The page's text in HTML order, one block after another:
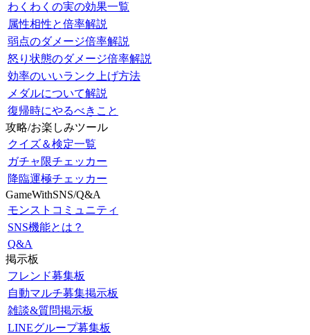
わくわくの実の効果一覧
属性相性と倍率解説
弱点のダメージ倍率解説
怒り状態のダメージ倍率解説
効率のいいランク上げ方法
メダルについて解説
復帰時にやるべきこと
攻略/お楽しみツール
クイズ＆検定一覧
ガチャ限チェッカー
降臨運極チェッカー
GameWithSNS/Q&A
モンストコミュニティ
SNS機能とは？
Q&A
掲示板
フレンド募集板
自動マルチ募集掲示板
雑談&質問掲示板
LINEグループ募集板